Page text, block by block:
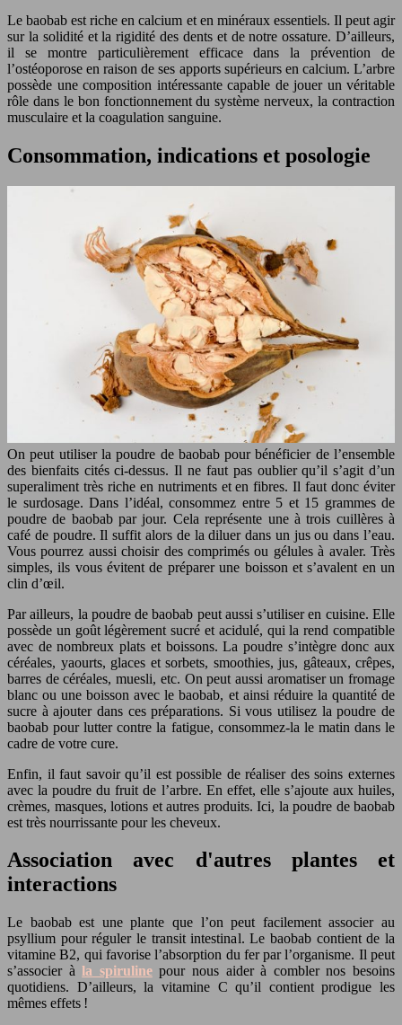
Le baobab est riche en calcium et en minéraux essentiels. Il peut agir
sur la solidité et la rigidité des dents et de notre ossature. D’ailleurs,
il se montre particulièrement efficace dans la prévention de
l’ostéoporose en raison de ses apports supérieurs en calcium. L’arbre
possède une composition intéressante capable de jouer un véritable
rôle dans le bon fonctionnement du système nerveux, la contraction
musculaire et la coagulation sanguine.
Consommation, indications et posologie
On peut utiliser la poudre de baobab pour bénéficier de l’ensemble
des bienfaits cités ci-dessus. Il ne faut pas oublier qu’il s’agit d’un
superaliment très riche en nutriments et en fibres. Il faut donc éviter
le surdosage. Dans l’idéal, consommez entre 5 et 15 grammes de
poudre de baobab par jour. Cela représente une à trois cuillères à
café de poudre. Il suffit alors de la diluer dans un jus ou dans l’eau.
Vous pourrez aussi choisir des comprimés ou gélules à avaler. Très
simples, ils vous évitent de préparer une boisson et s’avalent en un
clin d’œil.
Par ailleurs, la poudre de baobab peut aussi s’utiliser en cuisine. Elle
possède un goût légèrement sucré et acidulé, qui la rend compatible
avec de nombreux plats et boissons. La poudre s’intègre donc aux
céréales, yaourts, glaces et sorbets, smoothies, jus, gâteaux, crêpes,
barres de céréales, muesli, etc. On peut aussi aromatiser un fromage
blanc ou une boisson avec le baobab, et ainsi réduire la quantité de
sucre à ajouter dans ces préparations. Si vous utilisez la poudre de
baobab pour lutter contre la fatigue, consommez-la le matin dans le
cadre de votre cure.
Enfin, il faut savoir qu’il est possible de réaliser des soins externes
avec la poudre du fruit de l’arbre. En effet, elle s’ajoute aux huiles,
crèmes, masques, lotions et autres produits. Ici, la poudre de baobab
est très nourrissante pour les cheveux.
Association avec d'autres plantes et
interactions
Le baobab est une plante que l’on peut facilement associer au
psyllium pour réguler le transit intestinal. Le baobab contient de la
vitamine B2, qui favorise l’absorption du fer par l’organisme. Il peut
s’associer àla spirulinepour nous aider à combler nos besoins
quotidiens. D’ailleurs, la vitamine C qu’il contient prodigue les
mêmes effets !